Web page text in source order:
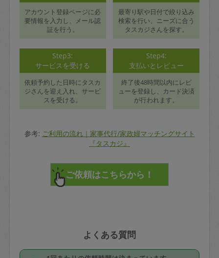
アカウント登録ページに必
要情報を入力し、メール認
証を行う。
最寄り駅や日付で絞り込み
検索を行い、ニーズに合う
タスカジさんを探す。
Step3:
サービスを受ける
依頼予約した日時にタスカ
ジさんを迎え入れ、サービ
スを受ける。
Step4:
支払いとレビュー
終了後48時間以内にレビ
ューを登録し、カード決済
が行われます。
参考: ご利用の流れ｜家事代行/家政婦マッチングサイト
『タスカジ』
よくある質問